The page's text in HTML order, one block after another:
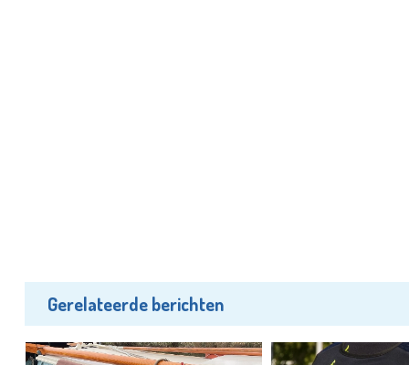
Gerelateerde berichten